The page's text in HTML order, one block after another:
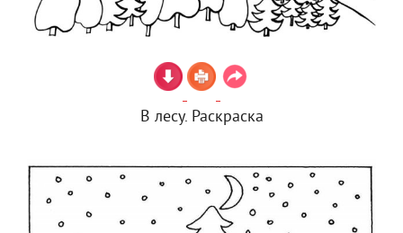
В лесу. Раскраска